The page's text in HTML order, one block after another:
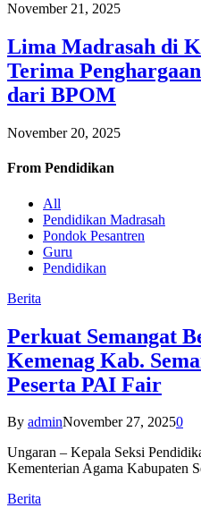
November 21, 2025
Lima Madrasah di
Terima
dari BPOM
November 20, 2025
From Pendidikan
All
Pendidikan Madrasah
Pondok Pesantren
Guru
Pendidikan
Berita
Perkuat Semangat
Kemenag Kab.
Peserta PAI Fair
By adminNovember 27, 20250
Ungaran – Kepala Seksi
Kementerian Agama Kabupaten
Berita